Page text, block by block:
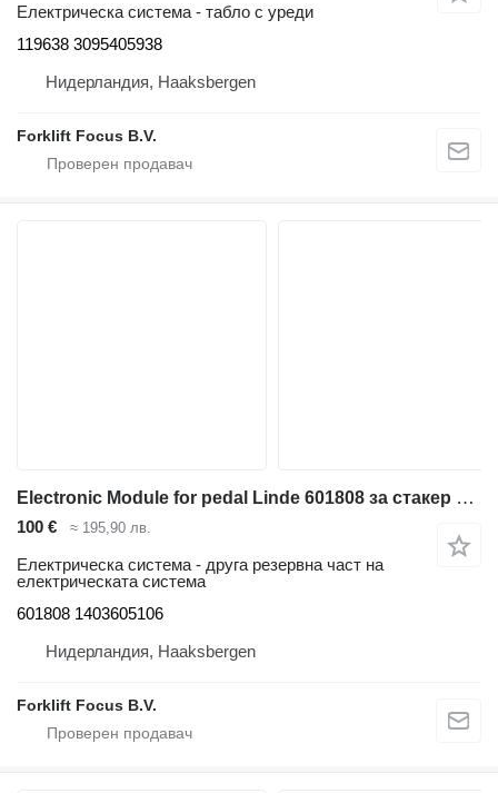
Електрическа система - табло с уреди
119638 3095405938
Нидерландия, Haaksbergen
Forklift Focus B.V.
Electronic Module for pedal Linde 601808 за стакер Linde L12/16R Series 139, T20R, Series 140
100 € ≈ 195,90 лв.
Електрическа система - друга резервна част на
електрическата система
601808 1403605106
Нидерландия, Haaksbergen
Forklift Focus B.V.